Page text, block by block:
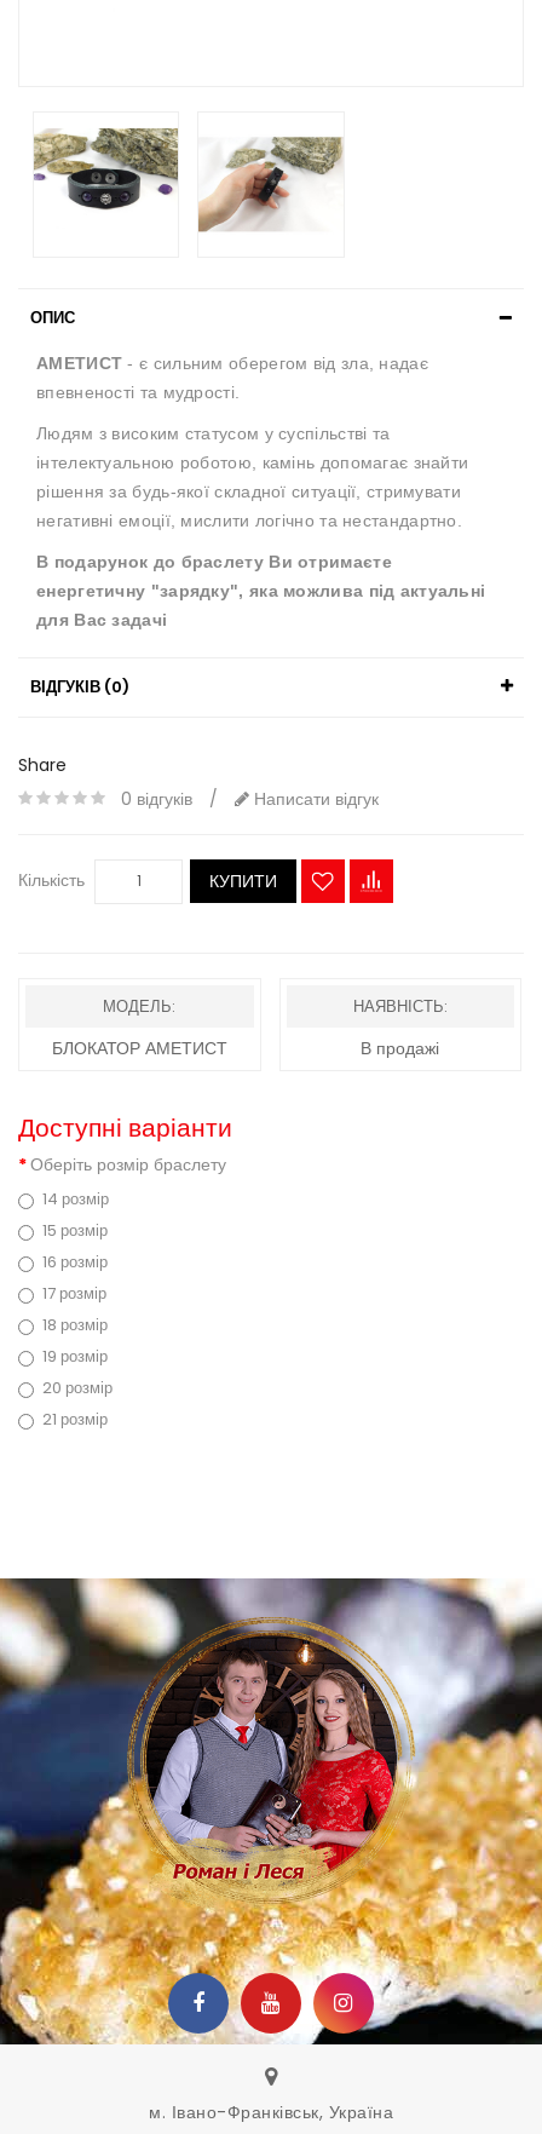
ОПИС
АМЕТИСТ- є сильним оберегом від зла, надає
впевненості та мудрості.
Людям з високим статусом у суспільстві та
інтелектуальною роботою, камінь допомагає знайти
рішення за будь-якої складної ситуації, стримувати
негативні емоції, мислити логічно та нестандартно.
В подарунок до браслету Ви отримаєте
енергетичну "зарядку", яка можлива під актуальні
для Вас задачі
ВІДГУКІВ (0)
Share
0 відгуків
/ Написати відгук
Кількість КУПИТИ
МОДЕЛЬ:
БЛОКАТОР АМЕТИСТ
НАЯВНІСТЬ:
В продажі
Доступні варіанти
Оберіть розмір браслету
14 розмір
15 розмір
16 розмір
17 розмір
18 розмір
19 розмір
20 розмір
21 розмір
м. Івано-Франківськ, Україна